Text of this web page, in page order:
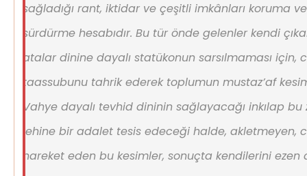
sağladığı rant, iktidar ve çeşitli imkânları koruma
sürdürme hesabıdır. Bu tür önde gelenler kendi
atalar dinine dayalı statükonun sarsılmaması için,
taassubunu tahrik ederek toplumun mustaz’af
Vahye dayalı tevhid dininin sağlayacağı inkılap bu
lehine bir adalet tesis edeceği halde, akletmeyen,
hareket eden bu kesimler, sonuçta kendilerini ezen